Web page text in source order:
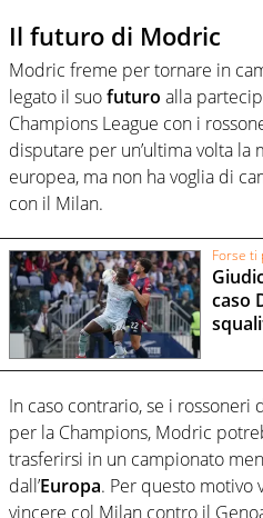
Il futuro di Modric
Modric freme per tornare in
legato il suofuturo alla
Champions League con i
disputare per un’ultima volta la
europea, ma non ha voglia di
con il Milan.
Forse ti
caso
In caso contrario, se i
per la Champions, Modric
trasferirsi in un campionato
dall’Europa. Per questo motivo
vincere col Milan contro il